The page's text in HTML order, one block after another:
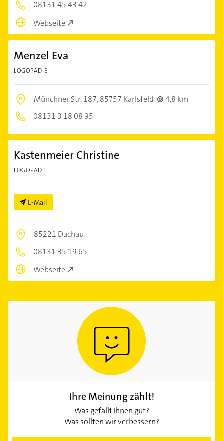
08131 45 43 42
Webseite
Menzel Eva
LOGOPÄDIE
Münchner Str. 187,85757 Karlsfeld
4,8 km
08131 3 18 08 95
Kastenmeier Christine
LOGOPÄDIE
E-Mail
85221 Dachau
08131 35 19 65
Webseite
Ihre Meinung zählt!
Was gefällt Ihnen gut?
Was sollten wir verbessern?